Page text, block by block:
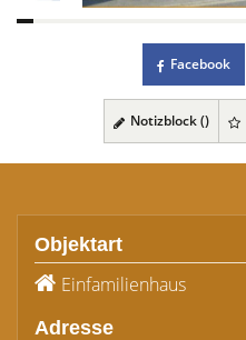
Facebook
Notizblock ()
Objektart
Einfamilienhaus
Adresse